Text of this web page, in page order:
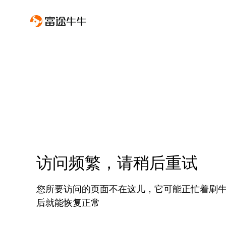
访问频繁，请稍后重试
您所要访问的页面不在这儿，它可能正忙着刷
后就能恢复正常